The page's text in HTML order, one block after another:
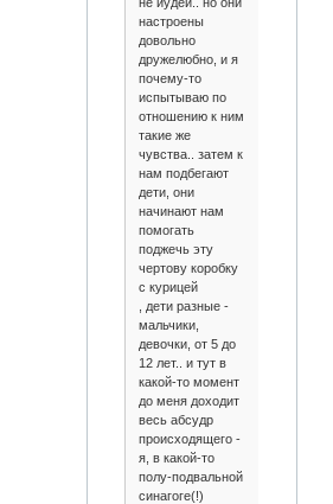
настроены
довольно
дружелюбно, и я
почему-то
испытываю по
отношению к ним
такие же
чувства.. затем к
нам подбегают
дети, они
начинают нам
помогать
поджечь эту
чертову коробку
с курицей
, дети разные -
мальчики,
девочки, от 5 до
12 лет.. и тут в
какой-то момент
до меня доходит
весь абсудр
происходящего -
я, в какой-то
полу-подвальной
синагоге(!)